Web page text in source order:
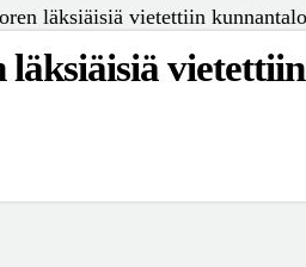
läksiäisiä vietettiin